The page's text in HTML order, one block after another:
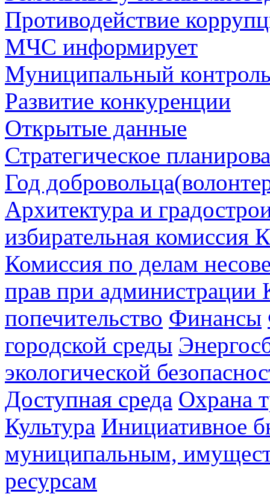
Противодействие
МЧС информирует
Муниципальный
Развитие конкуренции
Открытые данные
Стратегическое
Год
Архитектура и
избирательная комиссия
Комиссия по делам
прав при администрации
попечительство Финансы
городской среды
экологической
Доступная среда Охрана
Культура Инициативное
муниципальным,
ресурсам